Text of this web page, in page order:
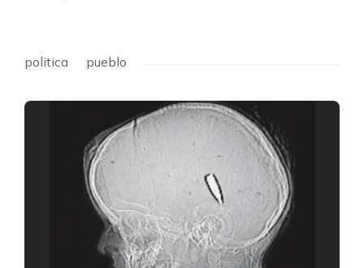
politica pueblo